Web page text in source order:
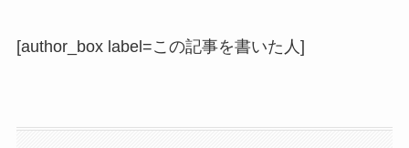
[author_box label=この記事を書いた人]